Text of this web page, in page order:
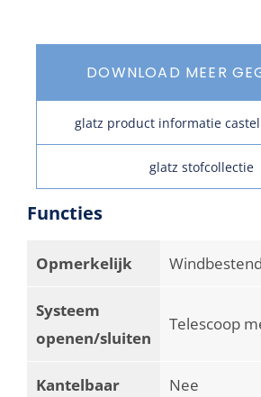
DOWNLOAD MEER
glatz product informatie
glatz stofcollectie
Functies
Opmerkelijk
Systeem
openen/sluiten
Telescoop
Kantelbaar Nee